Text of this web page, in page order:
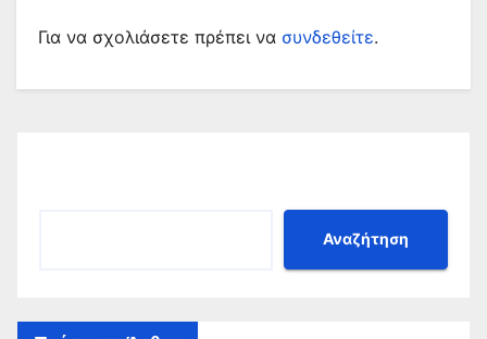
Για να σχολιάσετε πρέπει να συνδεθείτε.
Αναζήτηση